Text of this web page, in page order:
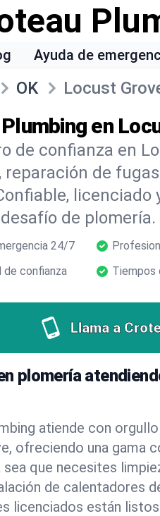
Ayuda de
OK Locust
en
de confianza en
reparación de
de plomería.
24/7
de confianza
Tiempos
Llama a
plomería
atiende con
ofreciendo una gama
sea que necesites
de calentadores
licenciados están